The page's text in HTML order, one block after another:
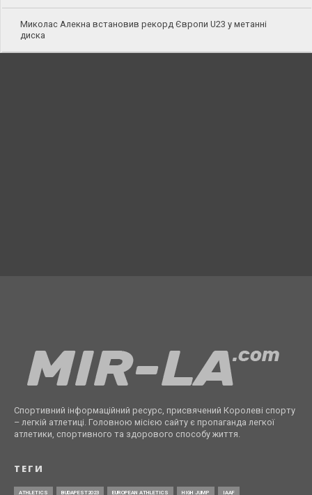
Миколас Алекна встановив рекорд Європи U23 у метанні
диска
Спортивний інформаційний ресурс, присвячений Королеві спорту
– легкій атлетиці. Головною місією сайту є пропаганда легкої
атлетики, спортивного та здорового способу життя.
ТЕГИ
ATHLETICS BUDAPEST2023 EUROPEAN ATHLETICS HIGH JUMP IAAF